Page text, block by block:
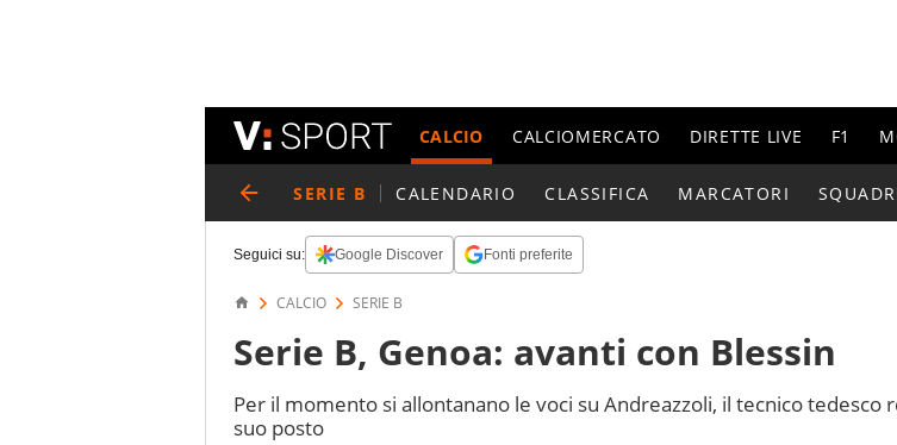
CALCIO CALCIOMERCATO DIRETTE LIVE F1
SERIE B CALENDARIO CLASSIFICA MARCATORI
Seguici su: Google Discover Fonti preferite
CALCIO SERIE B
Serie B, Genoa: avanti con Blessin
Per il momento si allontanano le voci su Andreazzoli, il tecnico tedesco
suo posto